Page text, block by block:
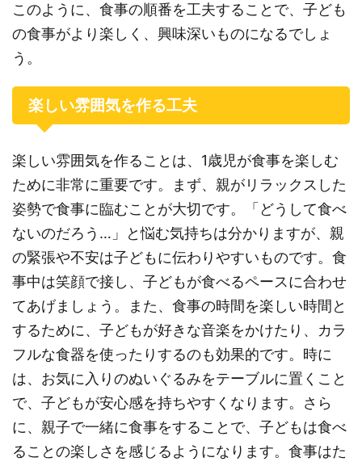
このように、食事の順番を工夫することで、子ども
の食事がより楽しく、興味深いものになるでしょ
う。
楽しい雰囲気を作る工夫
楽しい雰囲気を作ることは、1歳児が食事を楽しむ
ために非常に重要です。まず、親がリラックスした
姿勢で食事に臨むことが大切です。「どうして食べ
ないのだろう…」と悩む気持ちは分かりますが、親
の緊張や不安は子どもに伝わりやすいものです。食
事中は笑顔で接し、子どもが食べるペースに合わせ
てあげましょう。また、食事の時間を楽しい時間と
するために、子どもが好きな音楽をかけたり、カラ
フルな食器を使ったりするのも効果的です。時に
は、お気に入りのぬいぐるみをテーブルに置くこと
で、子どもが安心感を持ちやすくなります。さら
に、親子で一緒に食事をすることで、子どもは食べ
ることの楽しさを感じるようになります。食事はた